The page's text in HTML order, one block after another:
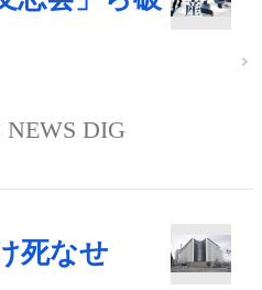
NEWS DIG
死なせ